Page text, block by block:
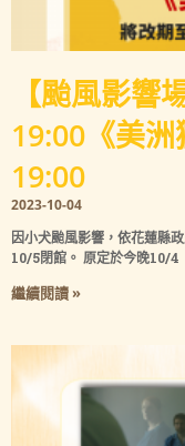
【颱風影
19:00《美
19:00
2023-10-04
因小犬颱風影響，依花蓮縣
10/5閉館。 原定於今晚10/4
繼續閱讀 »